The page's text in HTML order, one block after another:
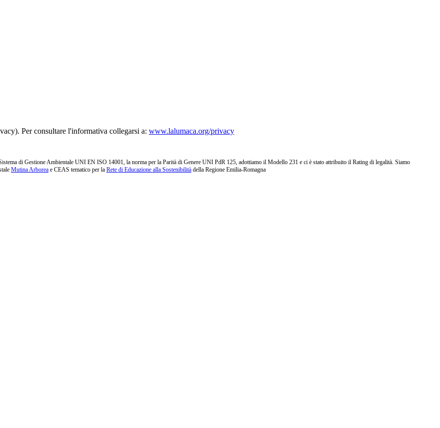
Per consultare l'informativa collegarsi a: www.lalumaca.org/privacy
di Gestione Ambientale UNI EN ISO 14001, la norma per la Parità di Genere UNI PdR 125, adottiamo il Modello 231 e ci è stato attribuito il Rating di legalità. Siamo
Mutina Arborea e CEAS tematico per la Rete di Educazione alla Sostenibilità della Regione Emilia-Romagna